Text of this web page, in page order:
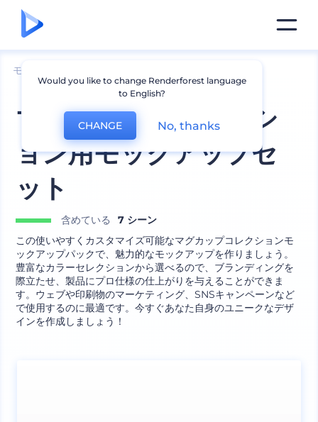
モックアップ
マグカップのコレクシ
ョン用モックアップセ
ット
含めている
7 シーン
この使いやすくカスタマイズ可能なマグカップコレクションモ
ックアップパックで、魅力的なモックアップを作りましょう。
豊富なカラーセレクションから選べるので、ブランディングを
際立たせ、製品にプロ仕様の仕上がりを与えることができま
す。ウェブや印刷物のマーケティング、SNSキャンペーンなど
で使用するのに最適です。今すぐあなた自身のユニークなデザ
インを作成しましょう！
Would you like to change Renderforest language
to English?
CHANGE No, thanks